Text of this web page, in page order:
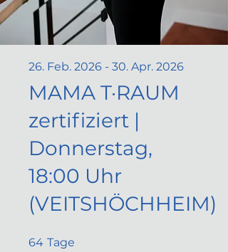
MAMA T·RAUM
zertifiziert |
Donnerstag,
18:00 Uhr
(VEITSHÖCHHEIM)
26. Feb. 2026 - 30. Apr. 2026
64 Tage